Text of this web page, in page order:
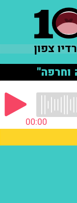
רדיו צפון
00:00